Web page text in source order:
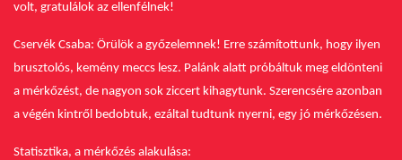
volt, gratulálok az ellenfélnek!
Cservék Csaba: Örülök a győzelemnek! Erre számítottunk, hogy ilyen
brusztolós, kemény meccs lesz. Palánk alatt próbáltuk meg eldönteni
a mérkőzést, de nagyon sok ziccert kihagytunk. Szerencsére azonban
a végén kintről bedobtuk, ezáltal tudtunk nyerni, egy jó mérkőzésen.
Statisztika, a mérkőzés alakulása: